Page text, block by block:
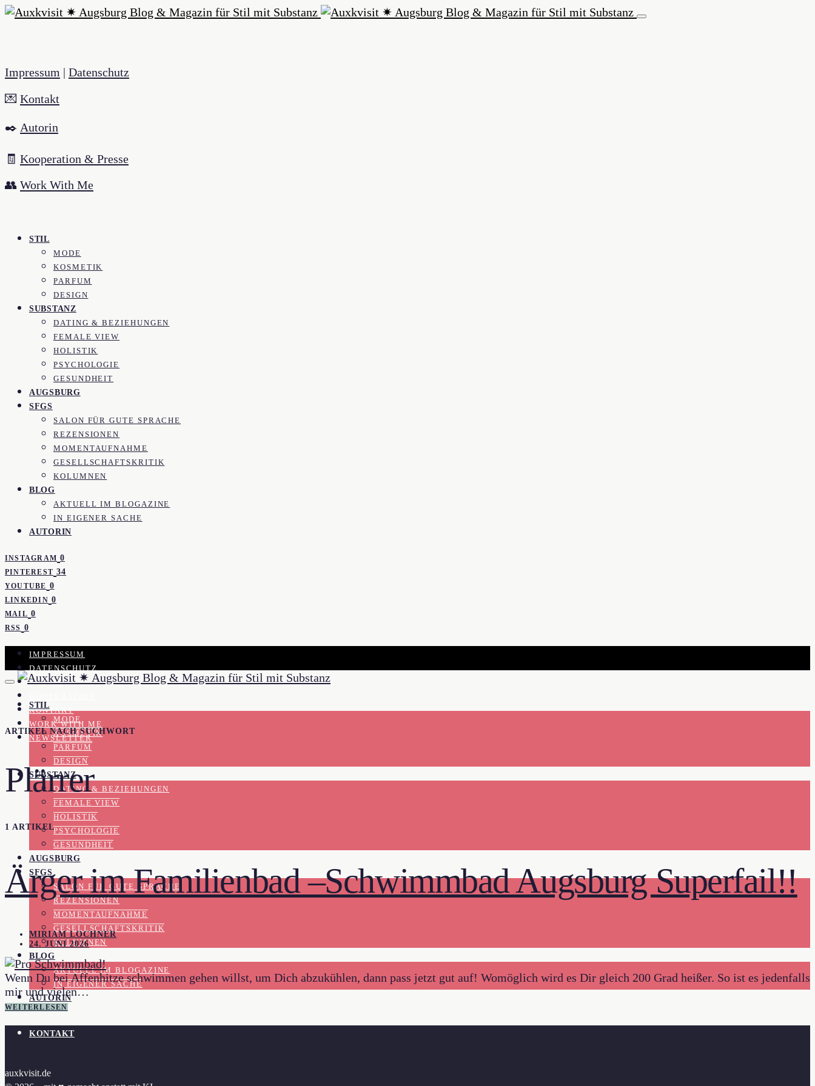
Impressum | Datenschutz
💌 Kontakt
✒️ Autorin
🧾 Kooperation & Presse
👥 Work With Me
STIL
MODE
KOSMETIK
PARFUM
DESIGN
SUBSTANZ
DATING & BEZIEHUNGEN
FEMALE VIEW
HOLISTIK
PSYCHOLOGIE
GESUNDHEIT
AUGSBURG
SFGS
SALON FÜR GUTE SPRACHE
REZENSIONEN
MOMENTAUFNAHME
GESELLSCHAFTSKRITIK
KOLUMNEN
BLOG
AKTUELL IM BLOGAZINE
IN EIGENER SACHE
AUTORIN
INSTAGRAM 0
PINTEREST 34
YOUTUBE 0
LINKEDIN 0
MAIL 0
RSS 0
IMPRESSUM
DATENSCHUTZ
PRESSE
KONTAKT
WORK WITH ME
NEWSLETTER
STIL
MODE
KOSMETIK
PARFUM
DESIGN
SUBSTANZ
DATING & BEZIEHUNGEN
FEMALE VIEW
HOLISTIK
PSYCHOLOGIE
GESUNDHEIT
AUGSBURG
SFGS
SALON FÜR GUTE SPRACHE
REZENSIONEN
MOMENTAUFNAHME
GESELLSCHAFTSKRITIK
KOLUMNEN
BLOG
AKTUELL IM BLOGAZINE
IN EIGENER SACHE
AUTORIN
ARTIKEL NACH SUCHWORT
Plärrer
1 ARTIKEL
Ärger im Familienbad –Schwimmbad Augsburg Superfail!!
MIRIAM LOCHNER
24. JUNI 2026
Wenn Du bei Affenhitze schwimmen gehen willst, um Dich abzukühlen, dann pass jetzt gut auf! Womöglich wird es Dir gleich 200 Grad heißer. So ist es jedenfalls
mir und vielen…
WEITERLESEN
KONTAKT
auxkvisit.de